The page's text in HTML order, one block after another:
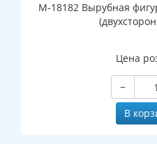
М-18182 Вырубная
Цена
−
В